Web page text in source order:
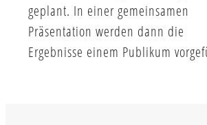
geplant. In einer gemeinsamen
Präsentation werden dann die
Ergebnisse einem Publikum